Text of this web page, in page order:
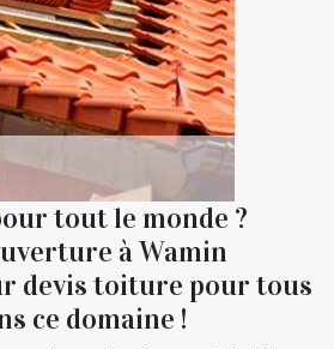
tout le monde ?
à Wamin
devis toiture pour tous
ce domaine !